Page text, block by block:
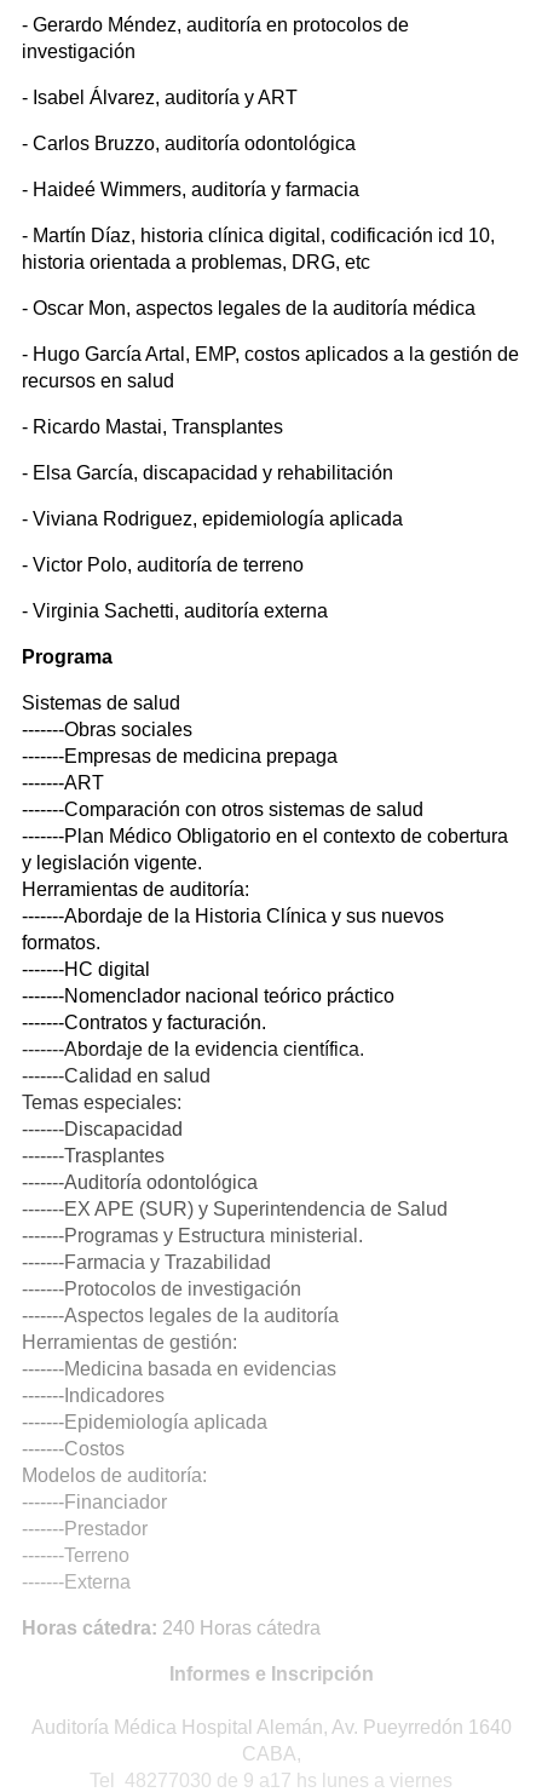
- Gerardo Méndez, auditoría en protocolos de
investigación
- Isabel Álvarez, auditoría y ART
- Carlos Bruzzo, auditoría odontológica
- Haideé Wimmers, auditoría y farmacia
- Martín Díaz, historia clínica digital, codificación icd 10,
historia orientada a problemas, DRG, etc
- Oscar Mon, aspectos legales de la auditoría médica
- Hugo García Artal, EMP, costos aplicados a la gestión de
recursos en salud
- Ricardo Mastai, Transplantes
- Elsa García, discapacidad y rehabilitación
- Viviana Rodriguez, epidemiología aplicada
- Victor Polo, auditoría de terreno
- Virginia Sachetti, auditoría externa
Programa
Sistemas de salud
-------Obras sociales
-------Empresas de medicina prepaga
-------ART
-------Comparación con otros sistemas de salud
-------Plan Médico Obligatorio en el contexto de cobertura
y legislación vigente.
Herramientas de auditoría:
-------Abordaje de la Historia Clínica y sus nuevos
formatos.
-------HC digital
-------Nomenclador nacional teórico práctico
-------Contratos y facturación.
-------Abordaje de la evidencia científica.
-------Calidad en salud
Temas especiales:
-------Discapacidad
-------Trasplantes
-------Auditoría odontológica
-------EX APE (SUR) y Superintendencia de Salud
-------Programas y Estructura ministerial.
-------Farmacia y Trazabilidad
-------Protocolos de investigación
-------Aspectos legales de la auditoría
Herramientas de gestión:
-------Medicina basada en evidencias
-------Indicadores
-------Epidemiología aplicada
-------Costos
Modelos de auditoría:
-------Financiador
-------Prestador
-------Terreno
-------Externa
Horas cátedra: 240 Horas cátedra
Informes e Inscripción
Auditoría Médica Hospital Alemán, Av. Pueyrredón 1640
CABA,
Tel 48277030 de 9 a17 hs lunes a viernes